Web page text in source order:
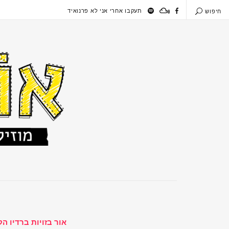
חיפוש תעקבו אחרי אני לא פרנואיד
אור בזויות ברדיו